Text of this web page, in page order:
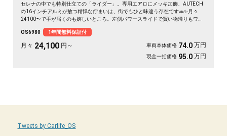
セレナの中でも特別仕立ての「ライダー」。専用エアロにメッキ加飾、AUTECH
の16インチアルミが放つ精悍な佇まいは、街でもひと味違う存在です🚗✨月々
24100〜で手が届くのも嬉しいところ。左側パワースライドで買い物帰りもワン
とWエアコンで、仲間との遠出も夏場のドライブも快適そのもの💫クルコン装備
で長距離移動もぐっと楽に。週末の趣味も遠出も、これ一台で世界が広がります
👍走行9.8万kmでこの状態、《1年保証付》で安心してお乗りいただけます😊
OS6980 1年間無料保証付
月々 24,100 円～ 車両本体価格 74.0 万円
現金一括価格 95.0 万円
Tweets by Carlife_OS